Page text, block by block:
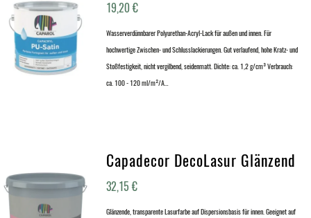
19,20€
Wasserverdünnbarer Polyurethan-Acryl-Lack für außen und innen. Für
hochwertige Zwischen- und Schlusslackierungen. Gut verlaufend, hohe Kratz- und
Stoßfestigkeit, nicht vergilbend, seidenmatt. Dichte: ca. 1,2 g/cm³ Verbrauch:
ca. 100 - 120 ml/m²/A…
Capadecor DecoLasur Glänzend
32,15€
Glänzende, transparente Lasurfarbe auf Dispersionsbasis für innen. Geeignet auf